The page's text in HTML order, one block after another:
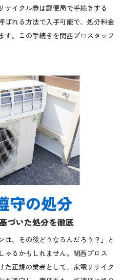
サイクル券は郵便局で手続きする
ばれる方法で入手可能で、処分料金
す。この手続きを関西プロスタッフ
守の処分
づいた処分を徹底
は、その後どうなるんだろう？」と
ゃるかもしれません。関西プロス
た正規の業者として、家電リサイク